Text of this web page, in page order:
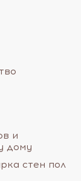
и
дому
стен пол